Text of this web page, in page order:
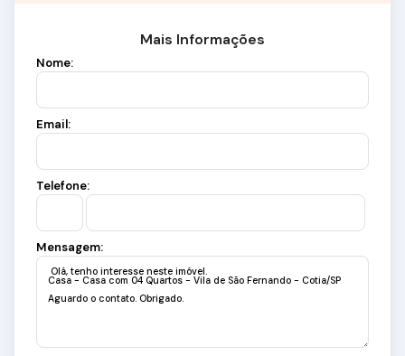
Mais Informações
Nome:
Email:
Telefone:
Mensagem: